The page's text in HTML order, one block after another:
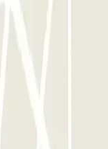
l'ensemble du
sur